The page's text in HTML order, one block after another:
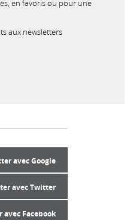
en favoris ou pour une
aux newsletters
avec Google
avec Twitter
avec Facebook